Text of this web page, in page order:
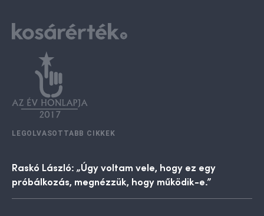
LEGOLVASOTTABB CIKKEK
Raskó László: „Úgy voltam vele, hogy ez egy
próbálkozás, megnézzük, hogy működik-e.”